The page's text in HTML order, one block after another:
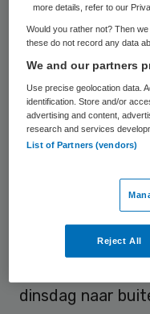
sluiten niet uit
komt.
Bij een
Amsterdamse
een jaaromzet
met afstand de
Nederland. Nu is
Rotterdam. Dat
samenwerking
sinds september
dinsdag naar
more details, refer to our
Would you rather not? Then
these do not record any data
We and our partners
Use precise geolocation data.
identification. Store and/or
advertising and content,
research and services
List of Partners (vendors)
Reject All